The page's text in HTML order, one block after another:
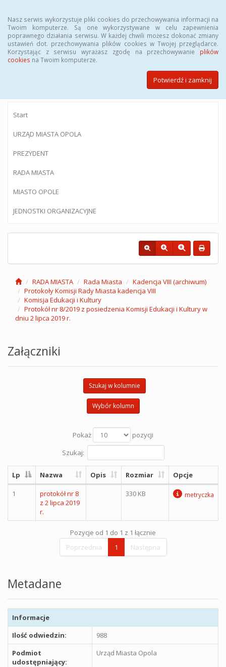
Nasz serwis wykorzystuje pliki cookies do przechowywania informacji na
Twoim komputerze. Są one wykorzystywane w celu zapewnienia
poprawnego działania serwisu. W każdej chwili możesz dokonać zmiany
ustawień dot. przechowywania plików cookies w Twojej przeglądarce.
Korzystając z serwisu wyrażasz zgodę na przechowywanie plików
cookies na Twoim komputerze.
Potwierdź i zamknij
BIULETYN INFORMACJI PUBLICZNEJ
Urzędu Miasta Opola
Start
URZĄD MIASTA OPOLA
PREZYDENT
RADA MIASTA
MIASTO OPOLE
JEDNOSTKI ORGANIZACYJNE
RADA MIASTA Rada Miasta
Kadencja VIII (archiwum)
Protokoły Komisji Rady Miasta kadencja VIII
Komisja Edukacji i Kultury
Protokół nr 8/2019 z posiedzenia Komisji Edukacji i Kultury w
dniu 2 lipca 2019 r.
Załączniki
Szukaj w kolumnie
Wybór kolumn
Pokaż
pozycji
Szukaj:
Lp Nazwa Opis Rozmiar Opcje
1
protokół nr 8
z 2 lipca 2019
r.
330 KB metryczka
Pozycje od 1 do 1 z 1 łącznie
Poprzednia
1 Następna
Metadane
Informacje
Ilość odwiedzin:
988
Podmiot
udostępniający:
Urząd Miasta Opola